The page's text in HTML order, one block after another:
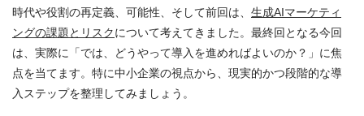
時代や役割の再定義、可能性、そして前回は、 生成AIマーケティ
ングの課題とリスクについて考えてきました。最終回となる今回
は、実際に「では、どうやって導入を進めればよいのか？」に焦
点を当てます。特に中小企業の視点から、現実的かつ段階的な導
入ステップを整理してみましょう。